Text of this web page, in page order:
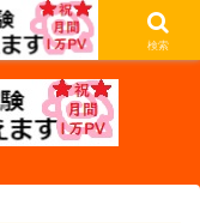
私がアホなあなたに教えま
検索